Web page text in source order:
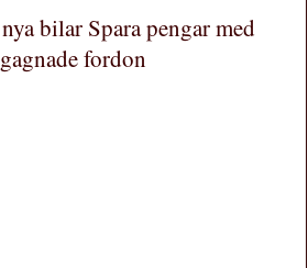
Finansiering
bilar Spara pengar med
fordon